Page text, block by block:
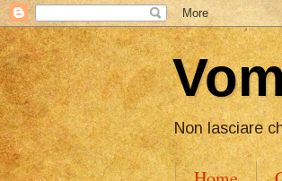
Non lasciare